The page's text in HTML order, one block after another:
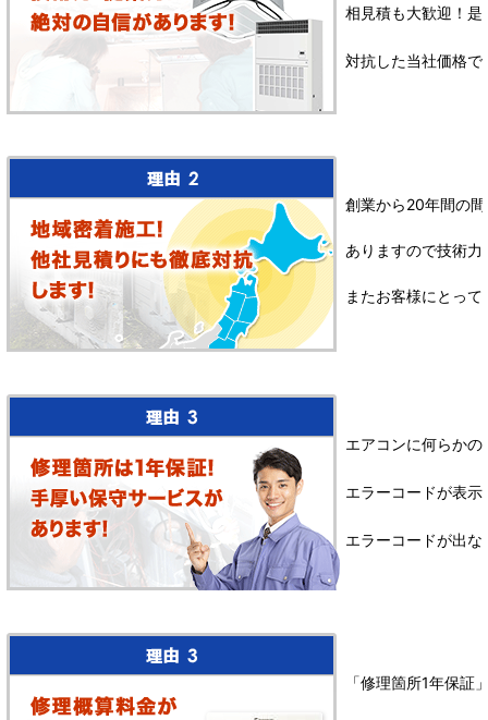
相見積も大歓迎！
対抗した当社価格
創業から20年間の
ありますので技術
またお客様にとっ
エアコンに何らか
エラーコードが表
エラーコードが出
「修理箇所1年保証